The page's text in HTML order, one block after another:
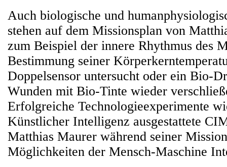
Auch biologische und
stehen auf dem Missionsplan von
zum Beispiel der innere Rhythmus des
Bestimmung seiner
Doppelsensor untersucht oder ein Bio-
Wunden mit Bio-Tinte wieder
Erfolgreiche Technologieexperimente
Künstlicher Intelligenz ausgestattete
Matthias Maurer während seiner
Möglichkeiten der Mensch-Maschine